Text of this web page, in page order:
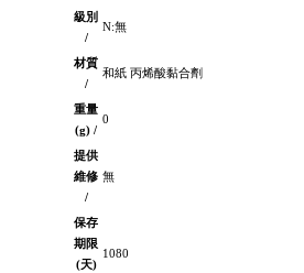
級別
/
N:無
材質
/
和紙 丙烯酸黏合劑
重量
(g) /
0
提供
維修
/
無
保存
期限
(天)
1080